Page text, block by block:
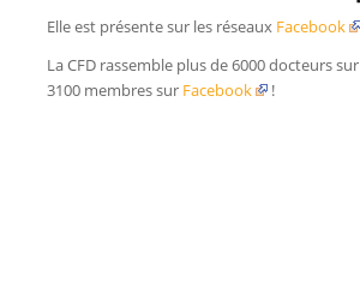
Elle est présente sur les réseaux Facebook
La CFD rassemble plus de 6000 docteurs sur
3100 membres sur Facebook !